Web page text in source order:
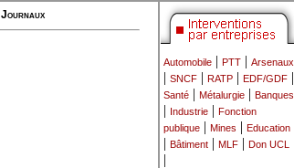
Journaux
Automobile | PTT | Arsenaux
| SNCF | RATP | EDF/GDF |
Santé | Métalurgie | Banques
| Industrie | Fonction
publique | Mines | Education
| Bâtiment | MLF | Don UCL
|